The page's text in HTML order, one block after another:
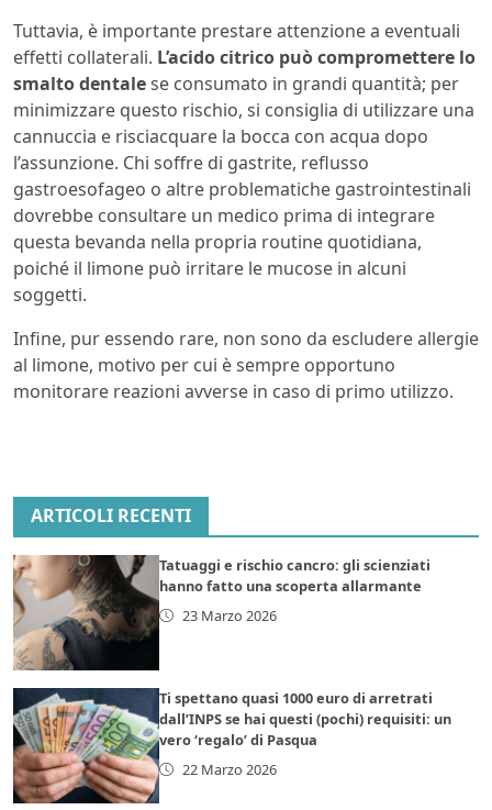
Tuttavia, è importante prestare attenzione a eventuali
effetti collaterali. L’acido citrico può compromettere lo
smalto dentalese consumato in grandi quantità; per
minimizzare questo rischio, si consiglia di utilizzare una
cannuccia e risciacquare la bocca con acqua dopo
l’assunzione. Chi soffre di gastrite, reflusso
gastroesofageo o altre problematiche gastrointestinali
dovrebbe consultare un medico prima di integrare
questa bevanda nella propria routine quotidiana,
poiché il limone può irritare le mucose in alcuni
soggetti.
Infine, pur essendo rare, non sono da escludere allergie
al limone, motivo per cui è sempre opportuno
monitorare reazioni avverse in caso di primo utilizzo.
ARTICOLI RECENTI
Tatuaggi e rischio cancro: gli scienziati
hanno fatto una scoperta allarmante
23 Marzo 2026
Ti spettano quasi 1000 euro di arretrati
dall’INPS se hai questi (pochi) requisiti: un
vero ‘regalo’ di Pasqua
22 Marzo 2026